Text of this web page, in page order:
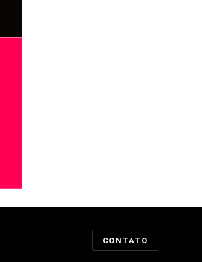
CONTATO